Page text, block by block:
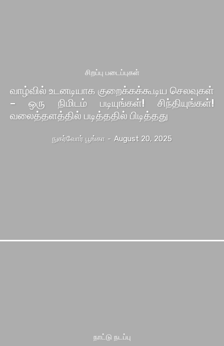
சிறப்பு படைப்புகள்
வாழ்வில் உடனடியாக குறைக்கக்கூடிய செலவுகள்
– ஒரு நிமிடம் படியுங்கள்! சிந்தியுங்கள்!
வலைத்தளத்தில் படித்ததில் பிடித்தது
நுகர்வோர் பூங்கா - August 20, 2025
நாட்டு நடப்பு